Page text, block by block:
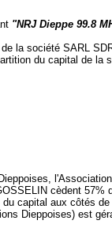
"NRJ Dieppe 99.8
la société SARL
du capital de la
cèdent 57%
capital aux côtés
Dieppoises) est